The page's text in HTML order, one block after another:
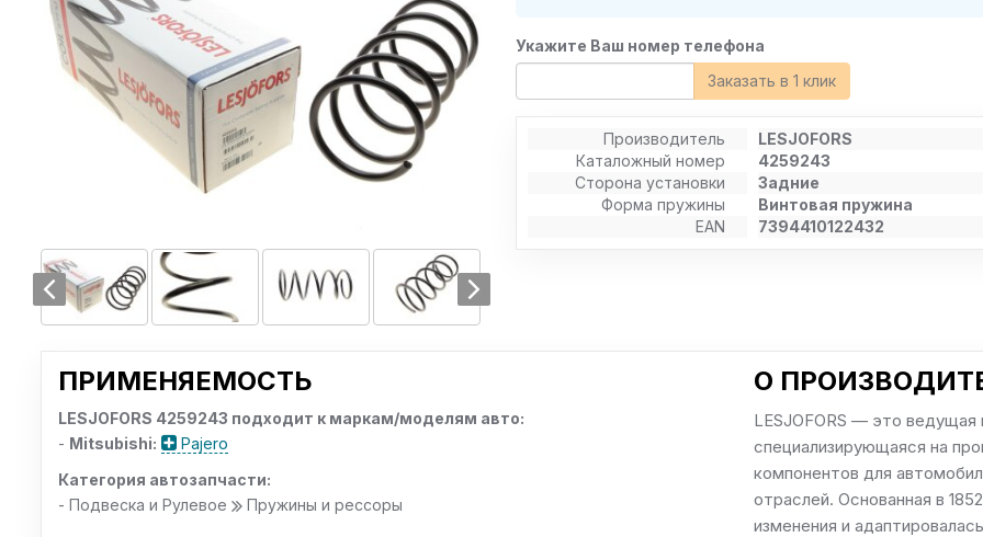
Укажите Ваш номер телефона
Заказать в 1 клик
Производитель
LESJOFORS
Каталожный номер
4259243
Сторона установки
Задние
Форма пружины
Винтовая пружина
EAN
7394410122432
ПРИМЕНЯЕМОСТЬ
LESJOFORS 4259243 подходит к маркам/моделям авто:
- Mitsubishi:
Pajero
Категория автозапчасти:
- Подвеска и Рулевое
Пружины и рессоры
О
LESJOFORS — это ведущая
специализирующаяся на
компонентов для
отраслей. Основанная в
изменения и